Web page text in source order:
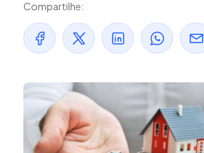
Compartilhe: